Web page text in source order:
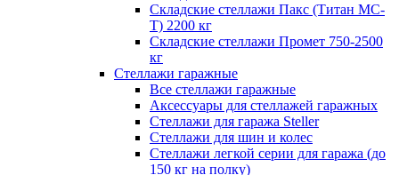
Складские стеллажи Пакс (Титан МС-
Т) 2200 кг
Складские стеллажи Промет 750-2500
кг
Стеллажи гаражные
Все стеллажи гаражные
Аксессуары для стеллажей гаражных
Стеллажи для гаража Steller
Стеллажи для шин и колес
Стеллажи легкой серии для гаража (до
150 кг на полку)